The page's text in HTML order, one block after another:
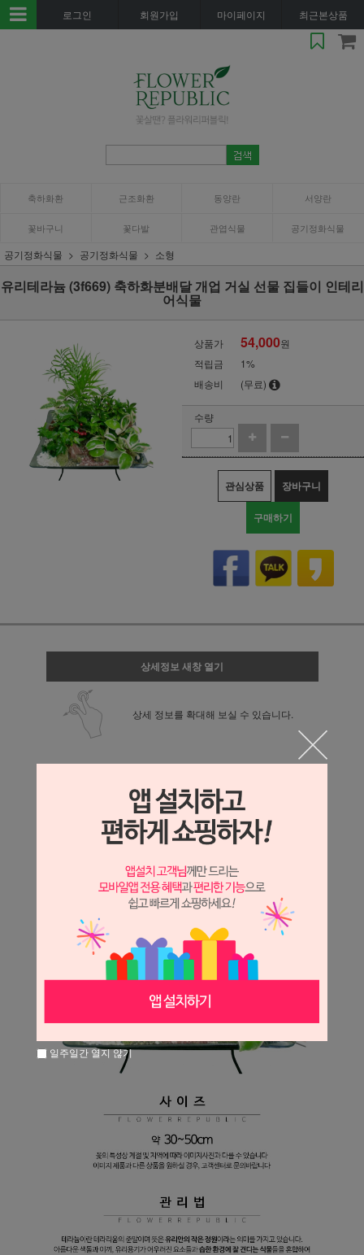
로그인 회원가입 마이페이지 최근본상품
축하화환 근조화환 동양란 서양란
꽃바구니 꽃다발 관엽식물 공기정화식물
공기정화식물 공기정화식물 소형
유리테라늄 (3f669) 축하화분배달 개업 거실 선물 집들이 인테리
어식물
상품가 54,000원
적립금
1%
배송비
(무료)
수량
관심상품 장바구니
구매하기
상세정보 새창 열기
상세 정보를 확대해 보실 수 있습니다.
일주일간 열지 않기